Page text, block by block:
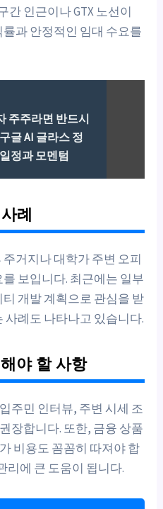
간 인근이나 GTX 노선이
과 안정적인 임대 수요를
주주라면 반드시
글 AI 글라스 정
정과 모멘텀
례
거지나 대학가 주변 오피
보입니다. 최근에는 일부
개발 계획으로 관심을 받
사례도 나타나고 있습니다.
야 할 사항
주민 인터뷰, 주변 시세 조
장합니다. 또한, 금융 상품
비용도 꼼꼼히 따져야 합
리에 큰 도움이 됩니다.